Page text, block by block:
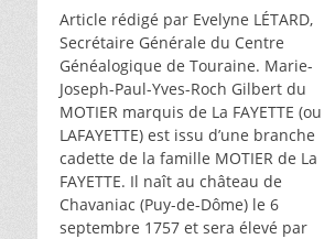
Article rédigé par Evelyne LÉTARD,
Secrétaire Générale du Centre
Généalogique de Touraine. Marie-
Joseph-Paul-Yves-Roch Gilbert du
MOTIER marquis de La FAYETTE (ou
LAFAYETTE) est issu d’une branche
cadette de la famille MOTIER de La
FAYETTE. Il naît au château de
Chavaniac (Puy-de-Dôme) le 6
septembre 1757 et sera élevé par